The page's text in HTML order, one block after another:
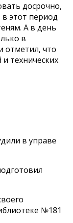
досрочно,
этот период
А в день
в
отметил, что
технических
в управе
№181